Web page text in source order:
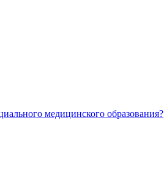
медицинского образования?